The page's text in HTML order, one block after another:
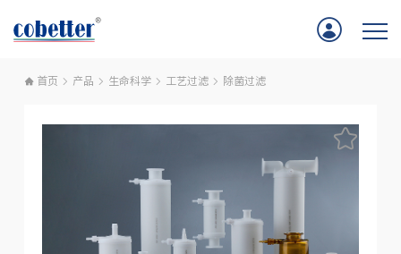
首页
首页 产品 生命科学 工艺过滤 除菌过滤